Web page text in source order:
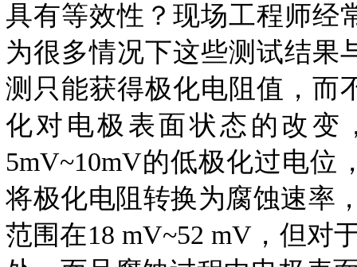
具有等效性？现场工程师经
为很多情况下这些测试结果
测只能获得极化电阻值，而
化对电极表面状态的改变
5mV~10mV的低极化过电
将极化电阻转换为腐蚀速率
范围在18 mV~52 mV，但对